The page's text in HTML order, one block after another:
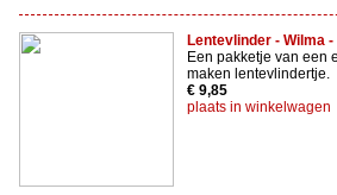
Lentevlinder - Wilma -
Een pakketje van een
maken lentevlindertje.
€ 9,85
plaats in winkelwagen